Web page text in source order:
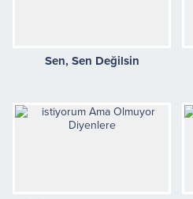
Sen, Sen Değilsin